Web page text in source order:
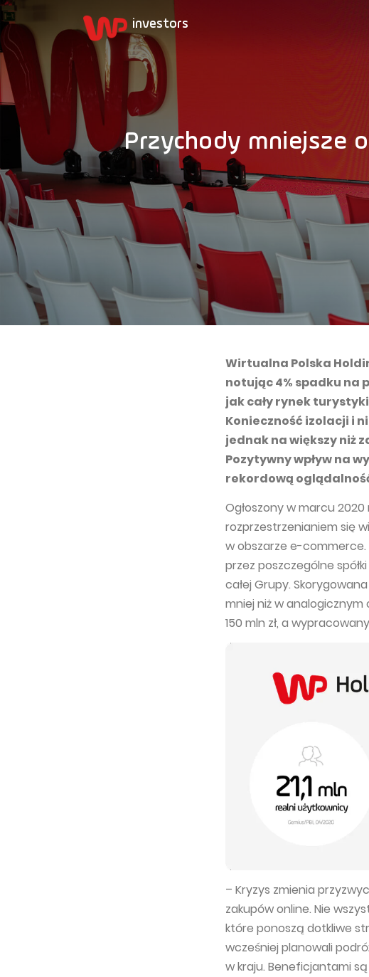
Przychody mniejsze
Wirtualna Polska
notując 4% spadku na
jak cały rynek
Konieczność izolacji i
jednak na większy niż
Pozytywny wpływ na
rekordową
Ogłoszony w marcu
rozprzestrzenianiem się
w obszarze e-commerce.
przez poszczególne
całej Grupy. Skorygowana
mniej niż w analogicznym
150 mln zł, a
– Kryzys zmienia
zakupów online. Nie
które ponoszą dotkliwe
wcześniej planowali
w kraju. Beneficjantami